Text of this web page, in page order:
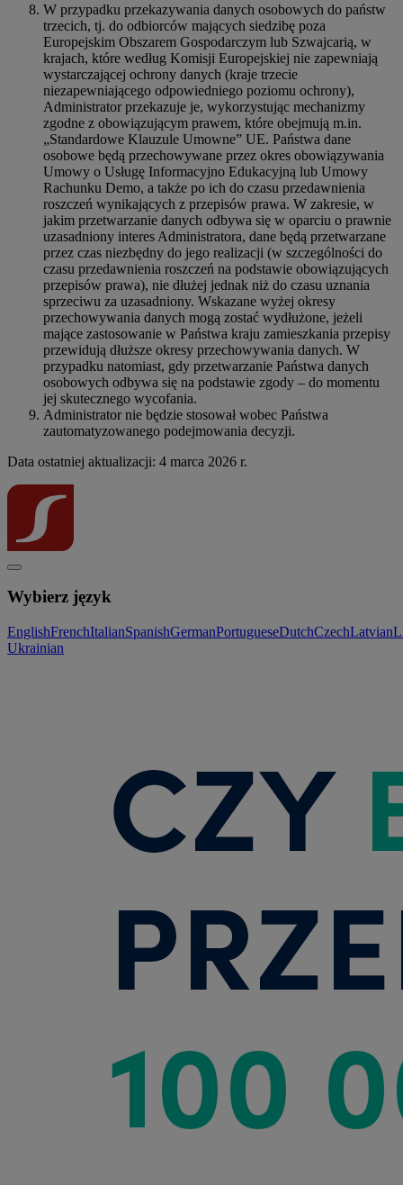
W przypadku przekazywania danych osobowych do państw
trzecich, tj. do odbiorców mających siedzibę poza
Europejskim Obszarem Gospodarczym lub Szwajcarią, w
krajach, które według Komisji Europejskiej nie zapewniają
wystarczającej ochrony danych (kraje trzecie
niezapewniającego odpowiedniego poziomu ochrony),
Administrator przekazuje je, wykorzystując mechanizmy
zgodne z obowiązującym prawem, które obejmują m.in.
„Standardowe Klauzule Umowne” UE. Państwa dane
osobowe będą przechowywane przez okres obowiązywania
Umowy o Usługę Informacyjno Edukacyjną lub Umowy
Rachunku Demo, a także po ich do czasu przedawnienia
roszczeń wynikających z przepisów prawa. W zakresie, w
jakim przetwarzanie danych odbywa się w oparciu o prawnie
uzasadniony interes Administratora, dane będą przetwarzane
przez czas niezbędny do jego realizacji (w szczególności do
czasu przedawnienia roszczeń na podstawie obowiązujących
przepisów prawa), nie dłużej jednak niż do czasu uznania
sprzeciwu za uzasadniony. Wskazane wyżej okresy
przechowywania danych mogą zostać wydłużone, jeżeli
mające zastosowanie w Państwa kraju zamieszkania przepisy
przewidują dłuższe okresy przechowywania danych. W
przypadku natomiast, gdy przetwarzanie Państwa danych
osobowych odbywa się na podstawie zgody – do momentu
jej skutecznego wycofania.
Administrator nie będzie stosował wobec Państwa
zautomatyzowanego podejmowania decyzji.
Data ostatniej aktualizacji: 4 marca 2026 r.
Wybierz język
EnglishFrenchItalianSpanishGermanPortugueseDutchCzechLatvian
Ukrainian